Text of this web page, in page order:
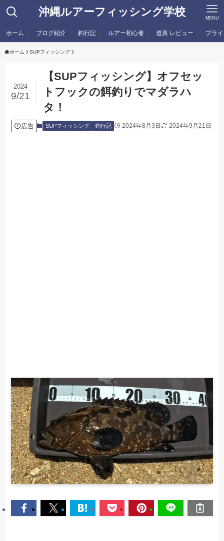
沖縄ルアーフィッシング学校 MENU
ホーム ブログ紹介 釣行記 ルアー初心者 道具 レビュー プラ
ホーム SUPフィッシング
【SUPフィッシング】オフセッ
トフックの餌釣りでマダラハ
タ！
2024
9/21
広告 SUPフィッシング 釣行記 2024年8月3日 2024年9月21日